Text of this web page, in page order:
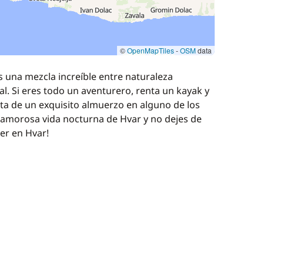
©OpenMapTiles-OSMdata
una mezcla increíble entre naturaleza
Si eres todo un aventurero, renta un kayak y
de un exquisito almuerzo en alguno de los
vida nocturna de Hvar y no dejes de
en Hvar!